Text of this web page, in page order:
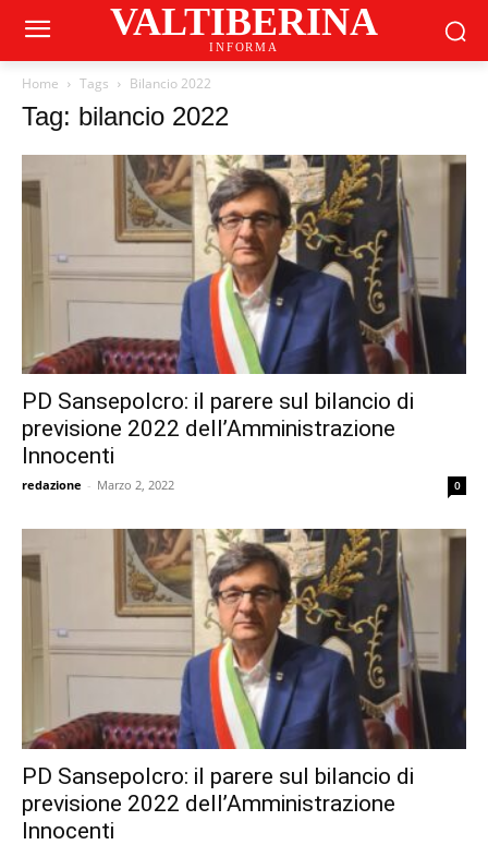
VALTIBERINA
INFORMA
Home Tags Bilancio 2022
Tag: bilancio 2022
PD Sansepolcro: il parere sul bilancio di
previsione 2022 dell’Amministrazione
Innocenti
redazione - Marzo 2, 2022 0
PD Sansepolcro: il parere sul bilancio di
previsione 2022 dell’Amministrazione
Innocenti